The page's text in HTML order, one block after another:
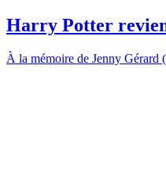
Harry Potter
À la mémoire de Jenny Gérard